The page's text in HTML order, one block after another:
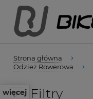
Strona główna
Odzież Rowerowa
Filtry
więcej